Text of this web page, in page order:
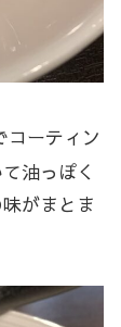
コーティン
油っぽく
がまとま